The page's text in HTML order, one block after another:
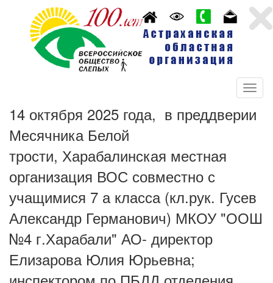
14 октября 2025 года, в преддверии
Месячника Белой
трости, Харабалинская местная
организация ВОС совместно с
учащимися 7 а класса (кл.рук. Гусев
Александр Германович) МКОУ "ООШ
№4 г.Харабали" АО- директор
Елизарова Юлия Юрьевна;